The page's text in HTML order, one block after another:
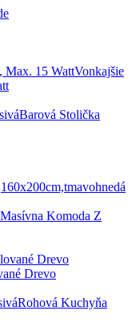
Vonkajšie
Barová Stolička
Masívna Komoda Z
Drevo
Rohová Kuchyňa